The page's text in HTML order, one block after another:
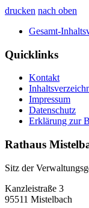
drucken nach oben
Gesamt-
Quicklinks
Kontakt
Impressum
Datenschutz
Erklärung zur
Rathaus
Sitz der
Kanzleistraße 3
95511 Mistelbach